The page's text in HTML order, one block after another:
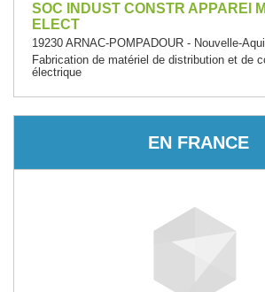
SOC INDUST CONSTR APPAREI
ELECT
19230 ARNAC-POMPADOUR - Nouvelle-
Fabrication de matériel de distribution et de
électrique
EN FRANCE